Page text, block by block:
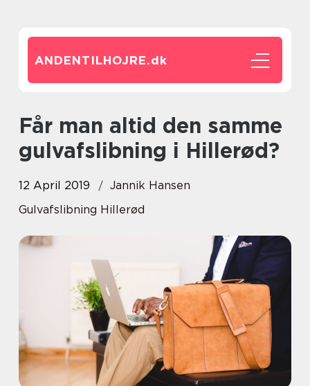
ANDENTILHOJRE.dk
Får man altid den samme
gulvafslibning i Hillerød?
12 April 2019
Jannik Hansen
Gulvafslibning Hillerød